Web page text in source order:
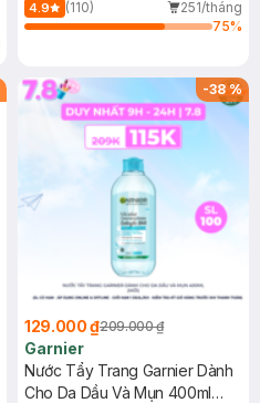
4.9 (110)
251/tháng
75%
-38%
129.000 ₫209.000 ₫
Garnier
Nước Tẩy Trang Garnier Dành
Cho Da Dầu Và Mụn 400ml